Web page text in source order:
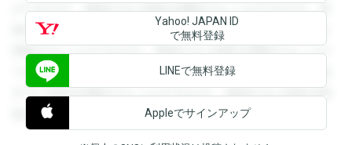
ができます。登録すると回答を閲覧することができます。登
録すると回答を閲覧することができます。登録すると回答を
閲覧することができます。登録すると回答を閲覧することが
できます。登録すると回答を閲覧することができます。登録
すると回答を閲覧することができます。登録すると回答を閲
覧することができます。
Yahoo! JAPAN ID
で無料登録
LINEで無料登録
Appleでサインアップ